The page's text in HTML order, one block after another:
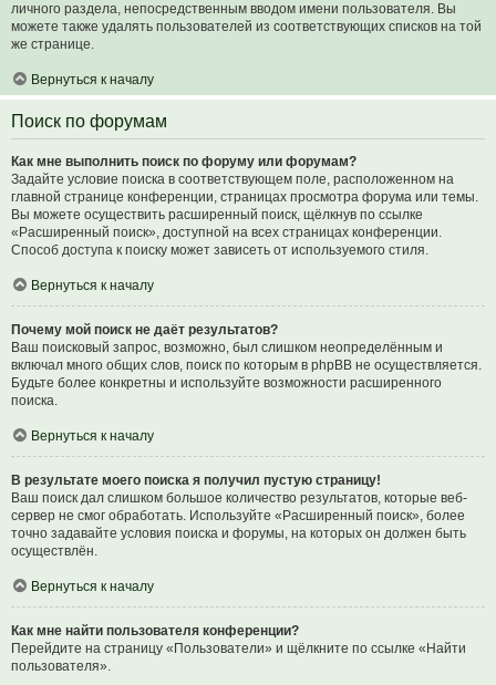
личного раздела, непосредственным вводом имени пользователя. Вы
можете также удалять пользователей из соответствующих списков на той
же странице.
Вернуться к началу
Поиск по форумам
Как мне выполнить поиск по форуму или форумам?
Задайте условие поиска в соответствующем поле, расположенном на
главной странице конференции, страницах просмотра форума или темы.
Вы можете осуществить расширенный поиск, щёлкнув по ссылке
«Расширенный поиск», доступной на всех страницах конференции.
Способ доступа к поиску может зависеть от используемого стиля.
Вернуться к началу
Почему мой поиск не даёт результатов?
Ваш поисковый запрос, возможно, был слишком неопределённым и
включал много общих слов, поиск по которым в phpBB не осуществляется.
Будьте более конкретны и используйте возможности расширенного
поиска.
Вернуться к началу
В результате моего поиска я получил пустую страницу!
Ваш поиск дал слишком большое количество результатов, которые веб-
сервер не смог обработать. Используйте «Расширенный поиск», более
точно задавайте условия поиска и форумы, на которых он должен быть
осуществлён.
Вернуться к началу
Как мне найти пользователя конференции?
Перейдите на страницу «Пользователи» и щёлкните по ссылке «Найти
пользователя».